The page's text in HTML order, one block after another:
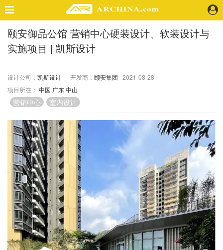
精选案例
建 筑
室 内
视 频
头条资讯
业 界
机 构
人 物
地 产
快速搜索
企业招聘
颐安御品公馆 营销中心硬装设计、软装设计与
实施项目 | 凯斯设计
设计公司： 凯斯设计 开发商： 颐安集团 2021-08-28
项目所在： 中国 广东中山
营销中心 室内设计